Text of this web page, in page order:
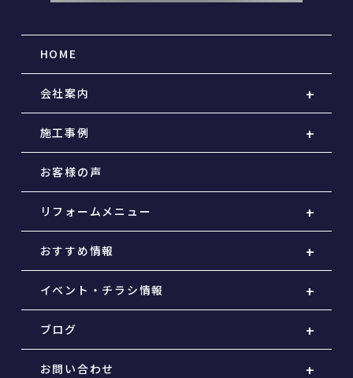
HOME
会社案内
施工事例
お客様の声
リフォームメニュー
おすすめ情報
イベント・チラシ情報
ブログ
お問い合わせ